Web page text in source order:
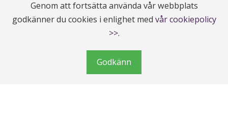
Genom att fortsätta använda vår webbplats
godkänner du cookies i enlighet med vår cookiepolicy
>>.
Godkänn